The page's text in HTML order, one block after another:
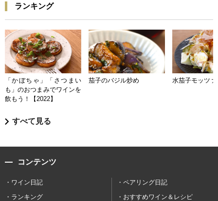
ランキング
「かぼちゃ」「さつまい
も」のおつまみでワインを
飲もう！【2022】
茄子のバジル炒め 水茄子モッツァ
すべて見る
コンテンツ
ワイン日記
ペアリング日記
ランキング
おすすめワイン＆レシピ